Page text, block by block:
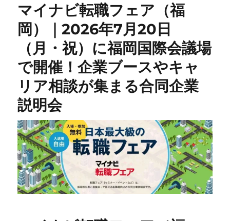
マイナビ転職フェア（福
岡）｜2026年7月20日
（月・祝）に福岡国際会議場
で開催！企業ブースやキャ
リア相談が集まる合同企業
説明会